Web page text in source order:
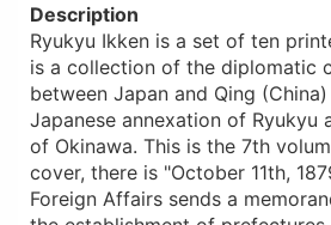
Description
Ryukyu Ikken is a set of ten
is a collection of the diplomatic
between Japan and Qing
Japanese annexation of Ryukyu
of Okinawa. This is the 7th
cover, there is "October 11th,
Foreign Affairs sends a